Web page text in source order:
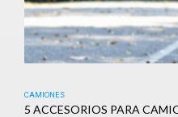
CAMIONES
5 ACCESORIOS PARA